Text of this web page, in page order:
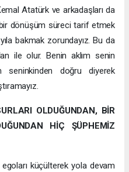
Atatürk ve arkadaşları da
dönüşüm süreci tarif etmek
bakmak zorundayız. Bu da
ile olur. Benin aklım senin
seninkinden doğru diyerek
OLDUĞUNDAN, BİR
HİÇ ŞÜPHEMİZ
küçülterek yola devam